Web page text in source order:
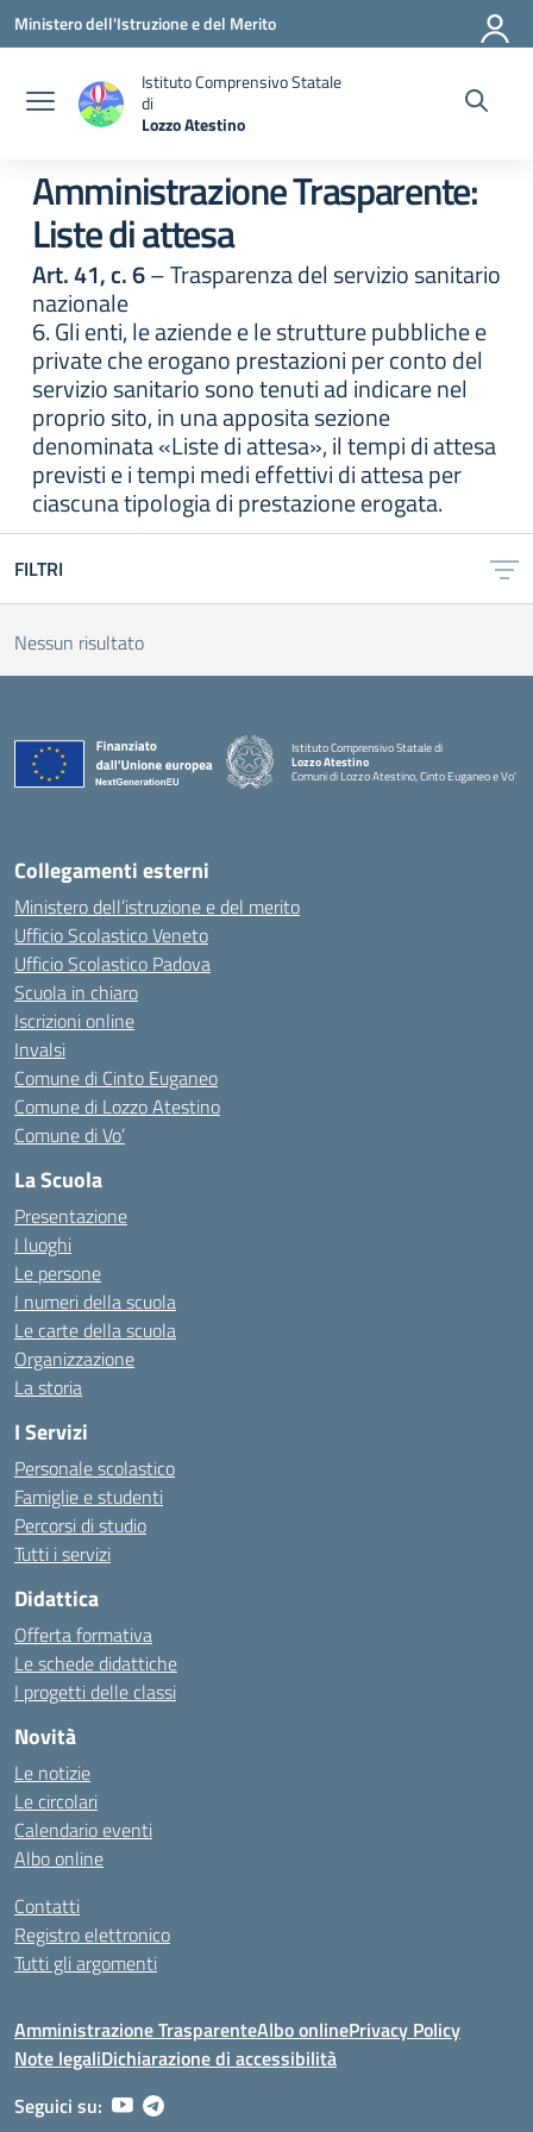
Vai ai contenuti
Vai al menu di navigazione
Vai al footer
Ministero dell'Istruzione e del Merito
Istituto Comprensivo Statale
di
Lozzo Atestino
Amministrazione Trasparente:
Liste di attesa
Art. 41, c. 6– Trasparenza del servizio sanitario
nazionale
6. Gli enti, le aziende e le strutture pubbliche e
private che erogano prestazioni per conto del
servizio sanitario sono tenuti ad indicare nel
proprio sito, in una apposita sezione
denominata «Liste di attesa», il tempi di attesa
previsti e i tempi medi effettivi di attesa per
ciascuna tipologia di prestazione erogata.
FILTRI
Nessun risultato
Istituto Comprensivo Statale di
Lozzo Atestino
Comuni di Lozzo Atestino, Cinto Euganeo e Vo'
— Visita la pagina iniziale della scuola
Collegamenti esterni
Ministero dell’istruzione e del merito
Ufficio Scolastico Veneto
Ufficio Scolastico Padova
Scuola in chiaro
Iscrizioni online
Invalsi
Comune di Cinto Euganeo
Comune di Lozzo Atestino
Comune di Vo’
La Scuola
Presentazione
I luoghi
Le persone
I numeri della scuola
Le carte della scuola
Organizzazione
La storia
I Servizi
Personale scolastico
Famiglie e studenti
Percorsi di studio
Tutti i servizi
Didattica
Offerta formativa
Le schede didattiche
I progetti delle classi
Novità
Le notizie
Le circolari
Calendario eventi
Albo online
Contatti
Registro elettronico
Tutti gli argomenti
Amministrazione TrasparenteAlbo onlinePrivacy Policy
Note legaliDichiarazione di accessibilità
Seguici su: